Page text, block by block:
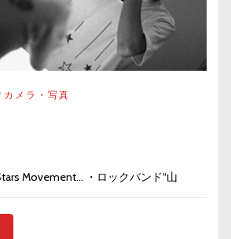
カメラ・写真
Movement… ・ロックバンド“山